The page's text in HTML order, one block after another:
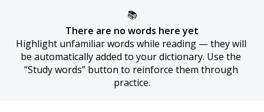
📚
There are no words here yet
Highlight unfamiliar words while reading — they will
be automatically added to your dictionary. Use the
“Study words” button to reinforce them through
practice.